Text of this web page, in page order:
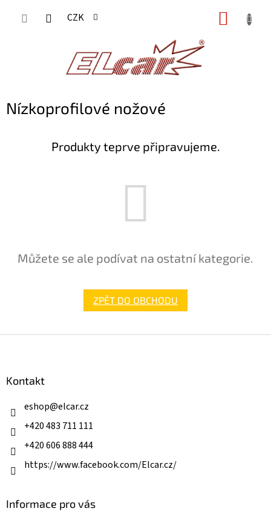
CZK
Nízkoprofilové nožové
Produkty teprve připravujeme.
Můžete se ale podívat na ostatní kategorie.
ZPĚT DO OBCHODU
Kontakt
eshop@elcar.cz
+420 483 711 111
+420 606 888 444
https://www.facebook.com/Elcar.cz/
Informace pro vás